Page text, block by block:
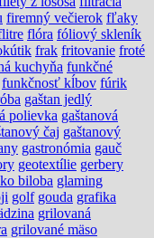
firemný večierok fľaky
flóra fóliový skleník
frak fritovanie froté
kuchyňa funkčné
funkčnosť kĺbov fúrik
gaštan jedlý
polievka gaštanová
čaj gaštanový
gastronómia gauč
geotextílie gerbery
biloba glaming
golf gouda grafika
grilovaná
grilované mäso